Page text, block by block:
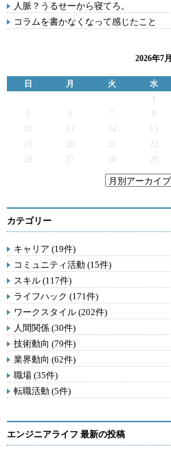
人脈？うるせーから寝てろ。
コラムを書かなくなって感じたこと
2026年7月
日 月 火 水
5
6 7
12
13 14 15
19
20 21 22
26
27 28 29
カテゴリー
キャリア (19件)
コミュニティ活動 (15件)
スキル (117件)
ライフハック (171件)
ワークスタイル (202件)
人間関係 (30件)
技術動向 (79件)
業界動向 (62件)
職場 (35件)
転職活動 (5件)
エンジニアライフ 最新の投稿